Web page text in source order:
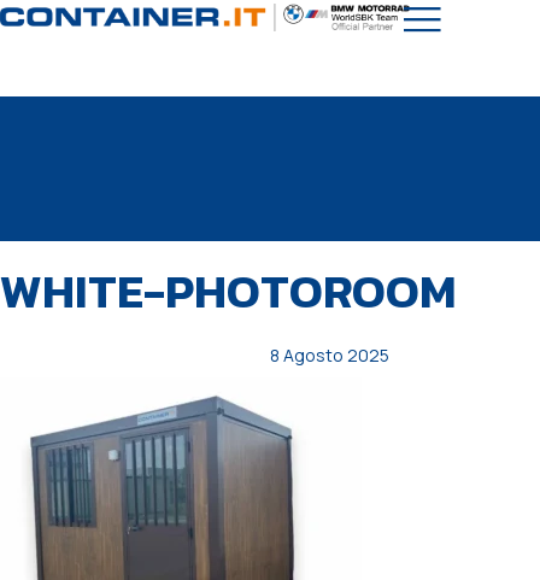
IN:
WHITE-PHOTOROOM
il:
8 Agosto 2025